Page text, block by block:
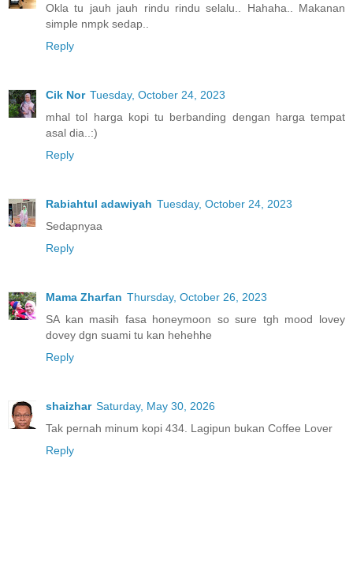
Okla tu jauh jauh rindu rindu selalu.. Hahaha.. Makanan
simple nmpk sedap..
Reply
Cik Nor Tuesday, October 24, 2023
mhal tol harga kopi tu berbanding dengan harga tempat
asal dia..:)
Reply
Rabiahtul adawiyah Tuesday, October 24, 2023
Sedapnyaa
Reply
Mama Zharfan Thursday, October 26, 2023
SA kan masih fasa honeymoon so sure tgh mood lovey
dovey dgn suami tu kan hehehhe
Reply
shaizhar Saturday, May 30, 2026
Tak pernah minum kopi 434. Lagipun bukan Coffee Lover
Reply